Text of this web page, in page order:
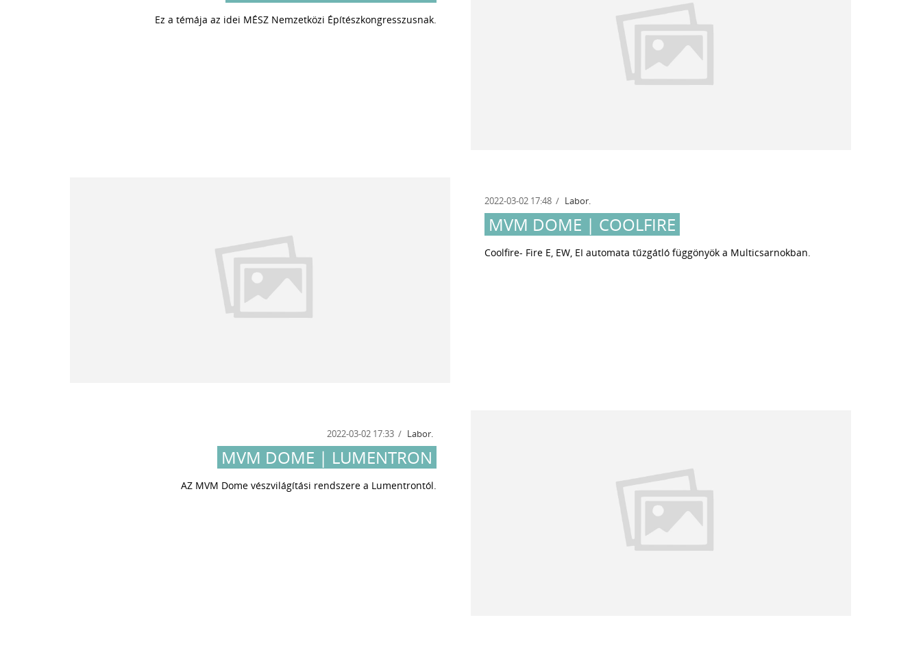
Ez a témája az idei MÉSZ Nemzetközi Építészkongresszusnak.
2022-03-02 17:48 Labor.
MVM DOME | COOLFIRE
Coolfire- Fire E, EW, EI automata tűzgátló függönyök a Multicsarnokban.
2022-03-02 17:33 Labor.
MVM DOME | LUMENTRON
AZ MVM Dome vészvilágítási rendszere a Lumentrontól.